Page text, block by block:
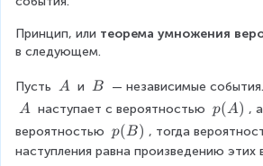
1
0
\
c
d
o
c
d
o
t
9
\
o
t
}
=
\f
d
t
4!
}
0
}
{
2
1
0
Принцип, или теорема умножения
в следующем.
Пусть \
\
A
A и \
\
B — независимые
\
\
A
A наступает с вероятностью p
(
p(A) ,
вероятностью p
(
p(B) , тогда
наступления равна произведению этих